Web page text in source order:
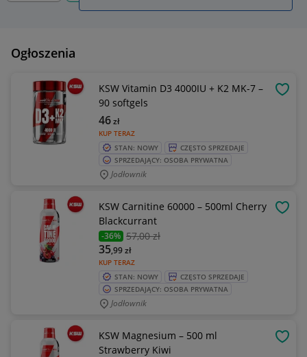
Ogłoszenia
KSW Vitamin D3 4000IU + K2 MK-7 –
90 softgels
KUP TERAZ
46zł
STAN: NOWY
CZĘSTO SPRZEDAJE
SPRZEDAJĄCY: OSOBA PRYWATNA
Jodłownik
KSW Carnitine 60000 – 500ml Cherry
Blackcurrant
-36% 57,00 zł
KUP TERAZ
35,99zł
STAN: NOWY
CZĘSTO SPRZEDAJE
SPRZEDAJĄCY: OSOBA PRYWATNA
Jodłownik
KSW Magnesium – 500 ml
Strawberry Kiwi